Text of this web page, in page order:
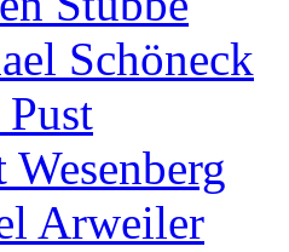
Schöneck
Pust
Wesenberg
Arweiler